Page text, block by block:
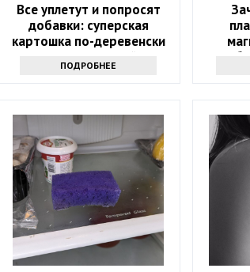
Все уплетут и попросят
добавки: суперская
картошка по-деревенски
на гарнир на Новый год
ПОДРОБНЕЕ